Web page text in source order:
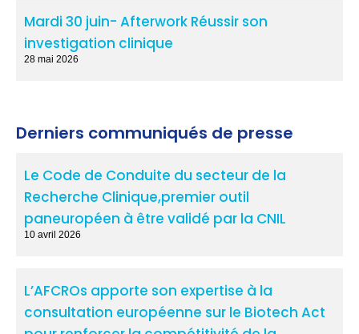
Mardi 30 juin- Afterwork Réussir son
investigation clinique
28 mai 2026
Derniers communiqués de presse
Le Code de Conduite du secteur de la
Recherche Clinique,premier outil
paneuropéen à être validé par la CNIL
10 avril 2026
L’AFCROs apporte son expertise à la
consultation européenne sur le Biotech Act